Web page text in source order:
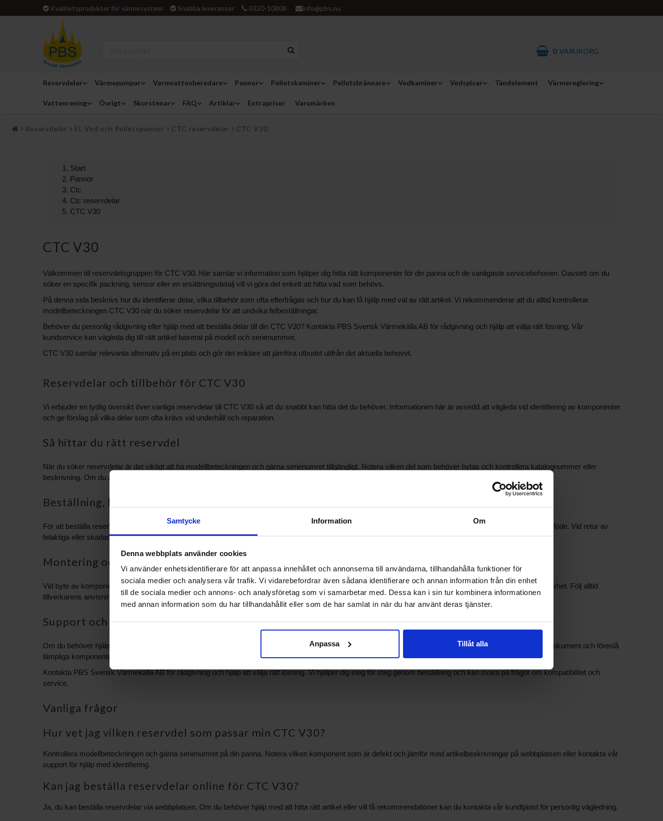
Samtycke Information Om
Denna webbplats använder cookies
Vi använder enhetsidentifierare för att anpassa innehållet och annonserna till användarna, tillhandahålla funktioner för
sociala medier och analysera vår trafik. Vi vidarebefordrar även sådana identifierare och annan information från din enhet
till de sociala medier och annons- och analysföretag som vi samarbetar med. Dessa kan i sin tur kombinera informationen
med annan information som du har tillhandahållit eller som de har samlat in när du har använt deras tjänster.
Anpassa Tillåt alla
Kvalitetsprodukter för värmesystem Snabba leveranser 0320-10808 info@pbs.nu
0 VARUKORG
Reservdelar Värmepumpar Varmvattenberedare Pannor Pelletskaminer Pelletsbrännare Vedkaminer Vedspisar Tändelement Värmereglering
Vattenrening Övrigt Skorstenar FAQ Artiklar Extrapriser Varumärken
Reservdelar EL Ved och Pelletspannor CTC reservdelar CTC V30
Start
Pannor
Ctc
Ctc reservdelar
CTC V30
CTC V30
Välkommen till reservdelsgruppen för CTC V30. Här samlar vi information som hjälper dig hitta rätt komponenter för din panna och de vanligaste servicebehoven. Oavsett om du
söker en specifik packning, sensor eller en ersättningsdetalj vill vi göra det enkelt att hitta vad som behövs.
På denna sida beskrivs hur du identifierar delar, vilka tillbehör som ofta efterfrågas och hur du kan få hjälp med val av rätt artikel. Vi rekommenderar att du alltid kontrollerar
modellbeteckningen CTC V30 när du söker reservdelar för att undvika felbeställningar.
Behöver du personlig rådgivning eller hjälp med att beställa delar till din CTC V30? Kontakta PBS Svensk Värmekälla AB för rådgivning och hjälp att välja rätt lösning. Vår
kundservice kan vägleda dig till rätt artikel baserat på modell och serienummer.
CTC V30 samlar relevanta alternativ på en plats och gör det enklare att jämföra utbudet utifrån det aktuella behovet.
Reservdelar och tillbehör för CTC V30
Vi erbjuder en tydlig översikt över vanliga reservdelar till CTC V30 så att du snabbt kan hitta det du behöver. Informationen här är avsedd att vägleda vid identifiering av komponenter
och ge förslag på vilka delar som ofta krävs vid underhåll och reparation.
Så hittar du rätt reservdel
När du söker reservdelar är det viktigt att ha modellbeteckningen och gärna serienumret tillgängligt. Notera vilken del som behöver bytas och kontrollera katalognummer eller
beskrivning. Om du är osäker kan bilder och artikelbeskrivningar i webbshoppen hjälpa, eller be om stöd från vår kundtjänst.
Beställning, leverans och retur
För att beställa reservdelar kan du använda vår webbplats eller kontakta oss direkt. Leveransvillkor, lagersaldo och fraktinformation finns i butikens beställningsflöde. Vid retur av
felaktiga eller skadade varor följer vi de rutiner som anges i köpvillkoren.
Montering och säkerhet
Vid byte av komponenter till en panna rekommenderas att arbetet utförs av behörig tekniker om du är osäker. Felaktig montering kan påverka funktion och säkerhet. Följ alltid
tillverkarens anvisningar och använd originaldelar när det är möjligt.
Support och kontakt
Om du behöver hjälp att identifiera eller beställa reservdelar till CTC V30, kontakta vår support för personlig vägledning. Vi kan hjälpa till med att tolka tekniska dokument och föreslå
lämpliga komponenter baserat på din situation.
Kontakta PBS Svensk Värmekälla AB för rådgivning och hjälp att välja rätt lösning. Vi hjälper dig steg för steg genom beställning och kan svara på frågor om kompatibilitet och
service.
Vanliga frågor
Hur vet jag vilken reservdel som passar min CTC V30?
Kontrollera modellbeteckningen och gärna serienumret på din panna. Notera vilken komponent som är defekt och jämför med artikelbeskrivningar på webbplatsen eller kontakta vår
support för hjälp med identifiering.
Kan jag beställa reservdelar online för CTC V30?
Ja, du kan beställa reservdelar via webbplatsen. Om du behöver hjälp med att hitta rätt artikel eller vill få rekommendationer kan du kontakta vår kundtjänst för personlig vägledning.